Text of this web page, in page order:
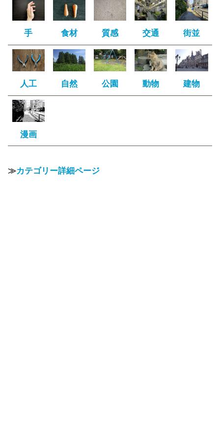
手 食材 質感 交通 街並
人工 自然 公園 動物 建物
漫画
≫カテゴリー詳細ページ